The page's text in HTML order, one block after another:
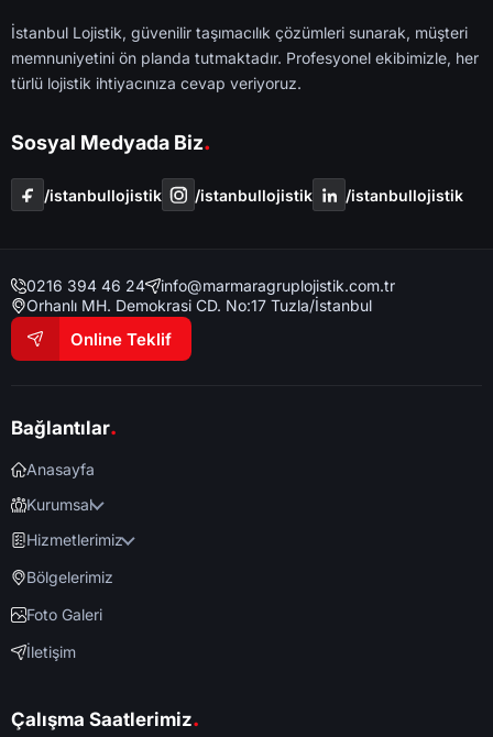
İstanbul Lojistik, güvenilir taşımacılık çözümleri sunarak, müşteri
memnuniyetini ön planda tutmaktadır. Profesyonel ekibimizle, her
türlü lojistik ihtiyacınıza cevap veriyoruz.
Sosyal Medyada Biz.
/i̇stanbullojistik /i̇stanbullojistik /i̇stanbullojistik
0216 394 46 24
info@marmaragruplojistik.com.tr
Orhanlı MH. Demokrasi CD. No:17 Tuzla/İstanbul
Online Teklif
Bağlantılar.
Anasayfa
Kurumsal
Hizmetlerimiz
Bölgelerimiz
Foto Galeri
İletişim
Çalışma Saatlerimiz.